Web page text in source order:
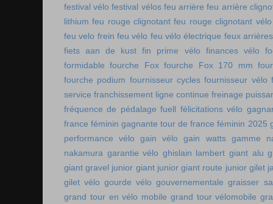
festival vélo festival vélos feu arrière feu arrière
lithium feu rouge clignotant feu rouge clignotant vélo
feu velo frein feu vélo feu vélo électrique feux
fiets aan de kust fin prime vélo finances vélo
formidable fourche Fox fourche Fox 170 mm
fourche podium fournisseur cycles fournisseur vélo
service franchissement ligne continue freinage
fréquence de pédalage fuell félicitations vélo
france féminin gagnante tour de france féminin 2025
performance vélo
gain vélo gain watts gamme
nakamura garantie vélo ghislain lambert giant alu
giant gravel junior giant junior giant route junior gilet
gilet vélo gourde vélo gouvernementale graisser
grand tour en vélo mobile grand tour vélomobile